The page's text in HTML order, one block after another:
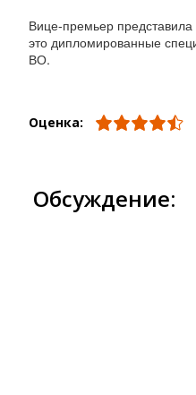
Вице-премьер представила
это дипломированные
ВО.
Оценка:
Обсуждение: